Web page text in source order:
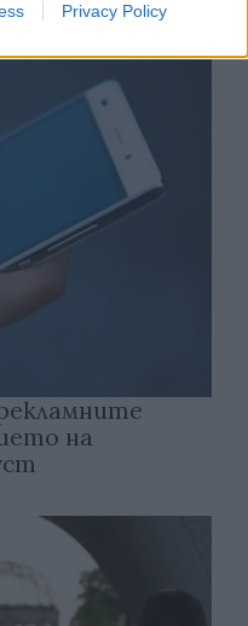
Privacy Policy
на